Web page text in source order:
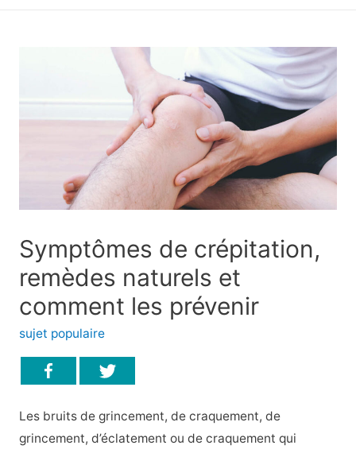
Symptômes de crépitation,
remèdes naturels et
comment les prévenir
sujet populaire
Les bruits de grincement, de craquement, de
grincement, d’éclatement ou de craquement qui